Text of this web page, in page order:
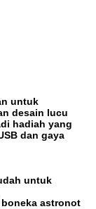
untuk
desain lucu
hadiah yang
dan gaya
untuk
astronot